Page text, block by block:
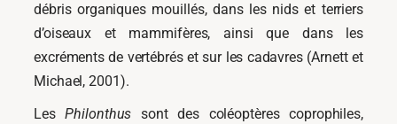
débris organiques mouillés, dans les nids et terriers
d’oiseaux et mammifères, ainsi que dans les
excréments de vertébrés et sur les cadavres (Arnett et
Michael, 2001).
LesPhilonthus sont des coléoptères coprophiles,